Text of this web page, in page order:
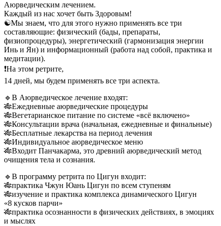
Аюрведическим лечением.
Каждый из нас хочет быть Здоровым!
☯️Мы знаем, что для этого нужно применять все три
составляющие: физический (бады, препараты,
физиопроцедуры), энергетический (гармонизация энергии
Инь и Ян) и информационный (работа над собой, практика и
медитации).
❗️На этом ретрите,
14 дней, мы будем применять все три аспекта.
🔹В Аюрведическое лечение входят:
🎋Ежедневные аюрведические процедуры
🎋Вегетарианское питание по системе «всё включено»
🎋Консультации врача (начальная, ежедневные и финальные)
🎋Бесплатные лекарства на период лечения
🎋Индивидуальное аюрведическое меню
🎋Входит Панчакарма, это древний аюрведический метод
очищения тела и сознания.
🔹В программу ретрита по Цигун входит:
🎋практика Чжун Юань Цигун по всем ступеням
🎋изучение и практика комплекса динамического Цигун
«8 кусков парчи»
🎋практика осознанности в физических действиях, в эмоциях
и мыслях